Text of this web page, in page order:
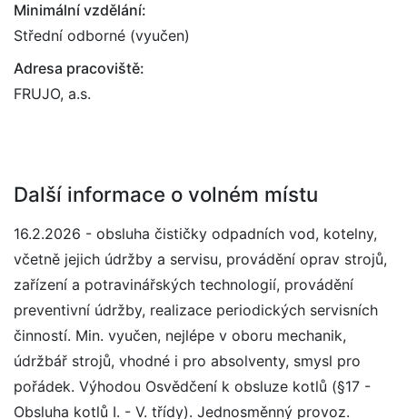
Minimální vzdělání:
Střední odborné (vyučen)
Adresa pracoviště:
FRUJO, a.s.
Další informace o volném místu
16.2.2026 - obsluha čističky odpadních vod, kotelny,
včetně jejich údržby a servisu, provádění oprav strojů,
zařízení a potravinářských technologií, provádění
preventivní údržby, realizace periodických servisních
činností. Min. vyučen, nejlépe v oboru mechanik,
údržbář strojů, vhodné i pro absolventy, smysl pro
pořádek. Výhodou Osvědčení k obsluze kotlů (§17 -
Obsluha kotlů I. - V. třídy). Jednosměnný provoz.